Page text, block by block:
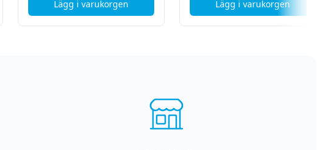
Kabelhållare - 3 packLägg i varukorgen, Kenson Tera Kontors- och gamingstol - Svart
Lägg i varukorgen
, Kenson Jonatan